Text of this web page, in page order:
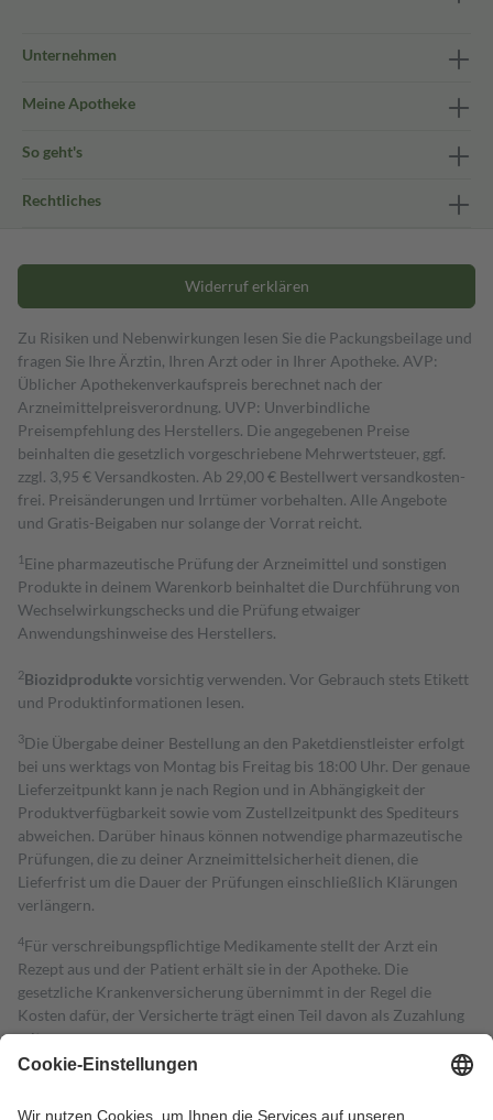
Unternehmen
Meine Apotheke
So geht's
Rechtliches
Widerruf erklären
Zu Risiken und Nebenwirkungen lesen Sie die Packungsbeilage und
fragen Sie Ihre Ärztin, Ihren Arzt oder in Ihrer Apotheke. AVP:
Üblicher Apothekenverkaufspreis berechnet nach der
Arzneimittelpreisverordnung. UVP: Unverbindliche
Preisempfehlung des Herstellers. Die angegebenen Preise
beinhalten die gesetzlich vorgeschriebene Mehrwertsteuer, ggf.
zzgl. 3,95 € Versandkosten. Ab 29,00 € Bestell­wert versand­kosten­
frei. Preisänderungen und Irrtümer vorbehalten. Alle Angebote
und Gratis-Beigaben nur solange der Vorrat reicht.
1 Eine pharmazeutische Prüfung der Arzneimittel und sonstigen
Produkte in deinem Warenkorb beinhaltet die Durchführung von
Wechselwirkungschecks und die Prüfung etwaiger
Anwendungshinweise des Herstellers.
2Biozidproduktevorsichtig verwenden. Vor Gebrauch stets Etikett
und Produktinformationen lesen.
3Die Übergabe deiner Bestellung an den Paketdienstleister erfolgt
bei uns werktags von Montag bis Freitag bis 18:00 Uhr. Der genaue
Lieferzeitpunkt kann je nach Region und in Abhängigkeit der
Produktverfügbarkeit sowie vom Zustellzeitpunkt des Spediteurs
abweichen. Darüber hinaus können notwendige pharmazeutische
Prüfungen, die zu deiner Arzneimittelsicherheit dienen, die
Lieferfrist um die Dauer der Prüfungen einschließlich Klärungen
verlängern.
4Für verschreibungspflichtige Medikamente stellt der Arzt ein
Rezept aus und der Patient erhält sie in der Apotheke. Die
gesetzliche Krankenversicherung übernimmt in der Regel die
Kosten dafür, der Versicherte trägt einen Teil davon als Zuzahlung
mit.
Grundsätzlich leisten Mitglieder Zuzahlungen in Höhe von zehn
höchstens zehn Euro.
Es sind jedoch nie mehr als die tatsächlichen